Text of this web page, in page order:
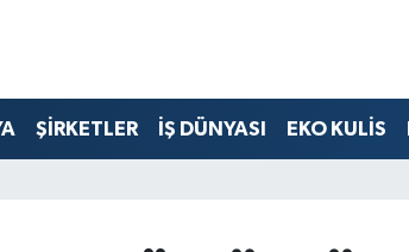
ŞİRKETLER İŞ DÜNYASI EKO KULİS